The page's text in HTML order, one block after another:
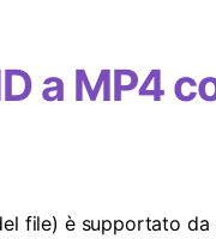
a MP4
file) è supportato